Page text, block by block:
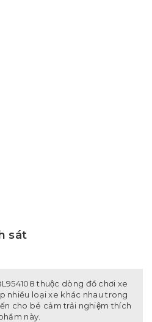
sát
thuộc dòng đồ chơi xe
nhiều loại xe khác nhau trong
cho bé cảm trải nghiệm thích
này.